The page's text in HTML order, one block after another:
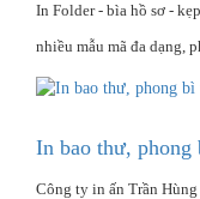
In Folder - bìa hồ sơ -
nhiều mẫu mã đa dạng,
In bao thư,
Công ty in ấn Trần